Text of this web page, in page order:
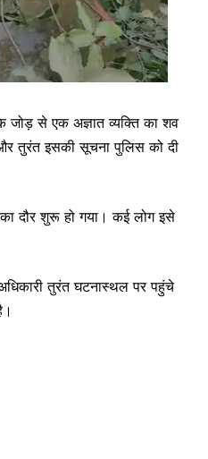
से एक अज्ञात व्यक्ति का शव
तुरंत इसकी सूचना पुलिस को दी
दौर शुरू हो गया। कई लोग इसे
तुरंत घटनास्थल पर पहुंचे